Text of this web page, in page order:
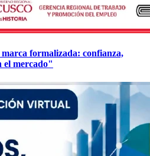
formalizada: confianza,
el mercado"